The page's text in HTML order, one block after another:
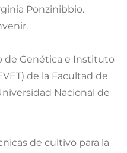
Ponzinibbio.
de Genética e Instituto
de la Facultad de
Nacional de
de cultivo para la